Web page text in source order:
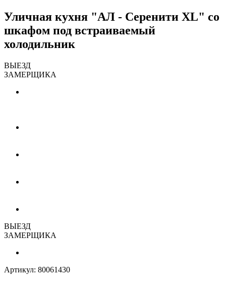
Уличная кухня "АЛ - Серенити XL" со
шкафом под встраиваемый
холодильник
ВЫЕЗД
ЗАМЕРЩИКА
ВЫЕЗД
ЗАМЕРЩИКА
Артикул: 80061430